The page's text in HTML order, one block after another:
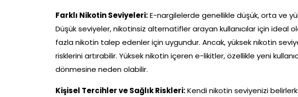
Farklı Nikotin Seviyeleri:E-nargilelerde genellikle düşük, orta ve
Düşük seviyeler, nikotinsiz alternatifler arayan kullanıcılar için ideal
fazla nikotin talep edenler için uygundur. Ancak, yüksek nikotin
risklerini artırabilir. Yüksek nikotin içeren e-likitler, özellikle yeni
dönmesine neden olabilir.
Kişisel Tercihler ve Sağlık Riskleri:Kendi nikotin seviyenizi